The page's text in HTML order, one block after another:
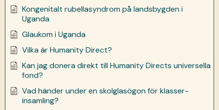
Kongenitalt rubellasyndrom på landsbygden i
Uganda
Glaukom i Uganda
Vilka är Humanity Direct?
Kan jag donera direkt till Humanity Directs universella
fond?
Vad händer under en skolglasögon för klasser-
insamling?